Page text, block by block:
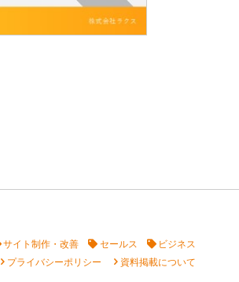
サイト制作・改善 セールス ビジネス
chevron_rightプライバシーポリシー chevron_right資料掲載について